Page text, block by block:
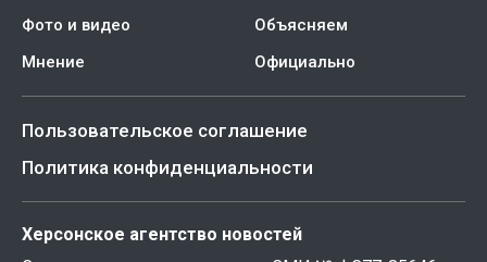
Фото и видео
Объясняем
Мнение
Официально
Пользовательское соглашение
Политика конфиденциальности
Херсонское агентство новостей